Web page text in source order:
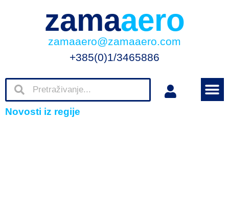
zamaaero
zamaaero@zamaaero.com
+385(0)1/3465886
Novosti iz regije